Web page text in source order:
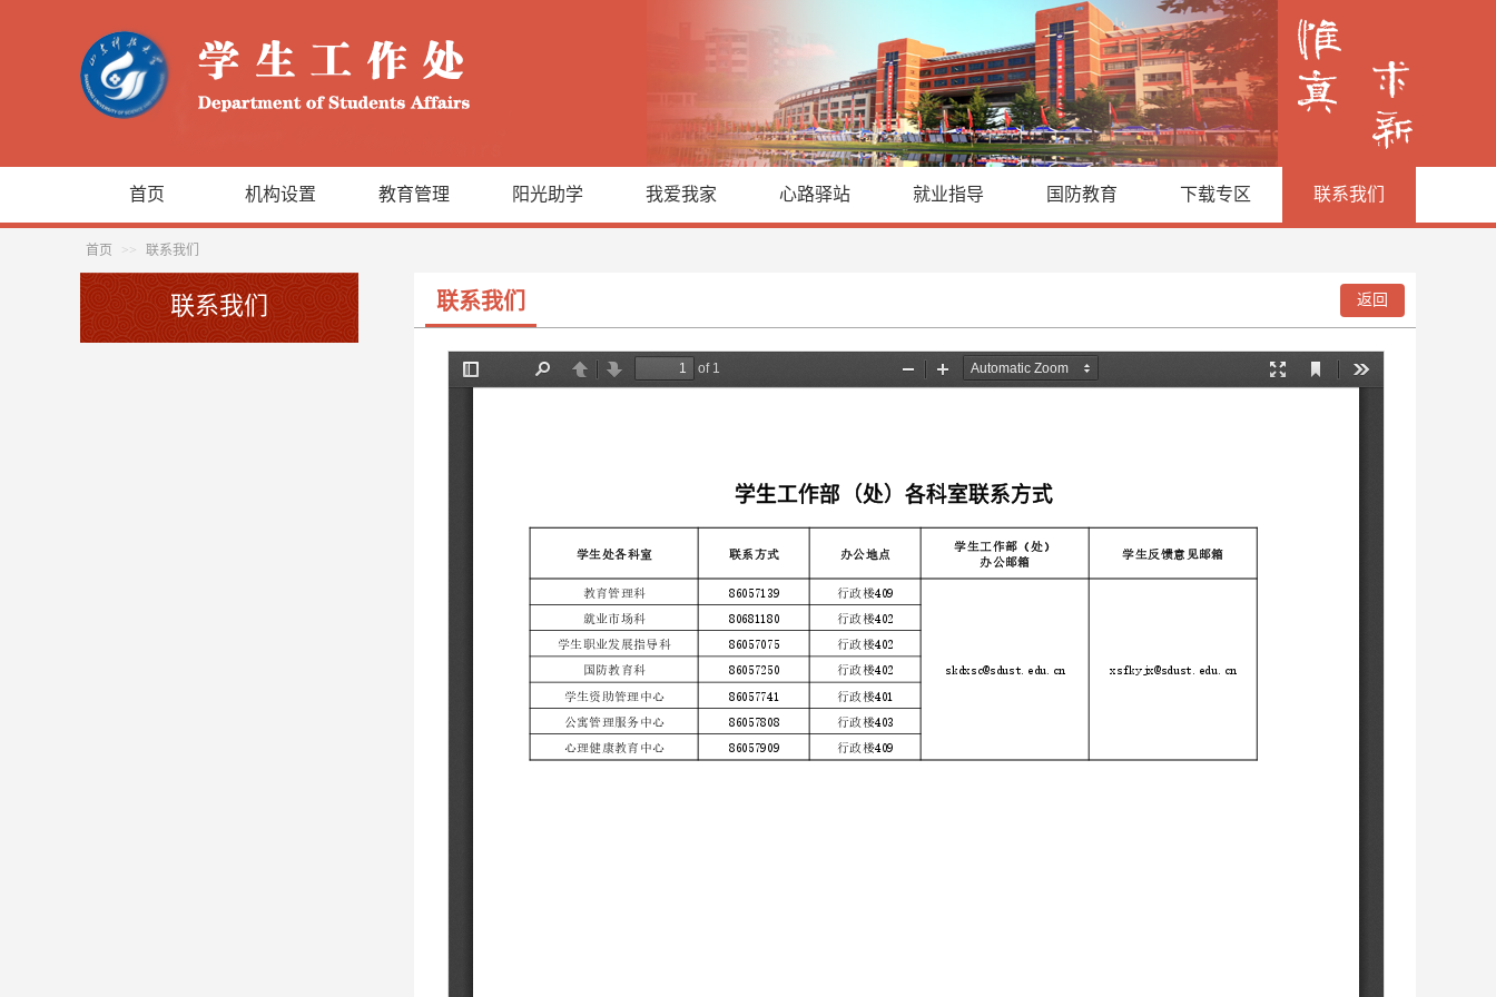
首页 机构设置 教育管理 阳光助学 我爱我家 心路驿站 就业指导 国防教育 下载专区 联系我们
首页 >> 联系我们
联系我们 联系我们 返回